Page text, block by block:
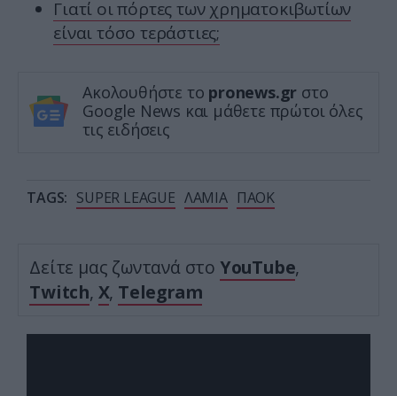
Γιατί οι πόρτες των χρηματοκιβωτίων
είναι τόσο τεράστιες;
Ακολουθήστε το pronews.gr στο
Google News και μάθετε πρώτοι όλες
τις ειδήσεις
TAGS: SUPER LEAGUE ΛΑΜΙΑ ΠΑΟΚ
Δείτε μας ζωντανά στο YouTube,
Twitch, X, Telegram